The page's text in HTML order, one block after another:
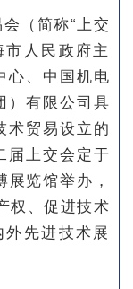
（简称“上交
人民政府主
心、中国机电
）有限公司具
术贸易设立的
届上交会定于
览馆举办，
权、促进技术
先进技术展